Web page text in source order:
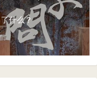
什么？